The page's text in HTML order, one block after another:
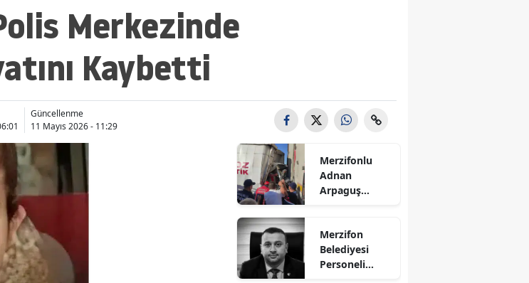
Balıkesir
Bilecik
Bingöl
Bitlis
Burdur
Merkezinde
Kaybetti
Güncellenme
11 Mayıs 2026 - 11:29
Merzifonlu
Adnan
Arpaguş
Hayatını
Kaybetti
Merzifon
Belediyesi
Personeli